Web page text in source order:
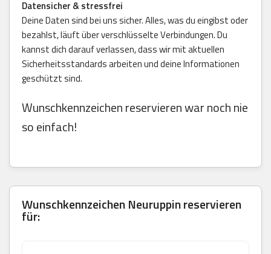
Datensicher & stressfrei
Deine Daten sind bei uns sicher. Alles, was du eingibst oder
bezahlst, läuft über verschlüsselte Verbindungen. Du
kannst dich darauf verlassen, dass wir mit aktuellen
Sicherheitsstandards arbeiten und deine Informationen
geschützt sind.
Wunschkennzeichen reservieren war noch nie
so einfach!
Wunschkennzeichen Neuruppin reservieren
für: